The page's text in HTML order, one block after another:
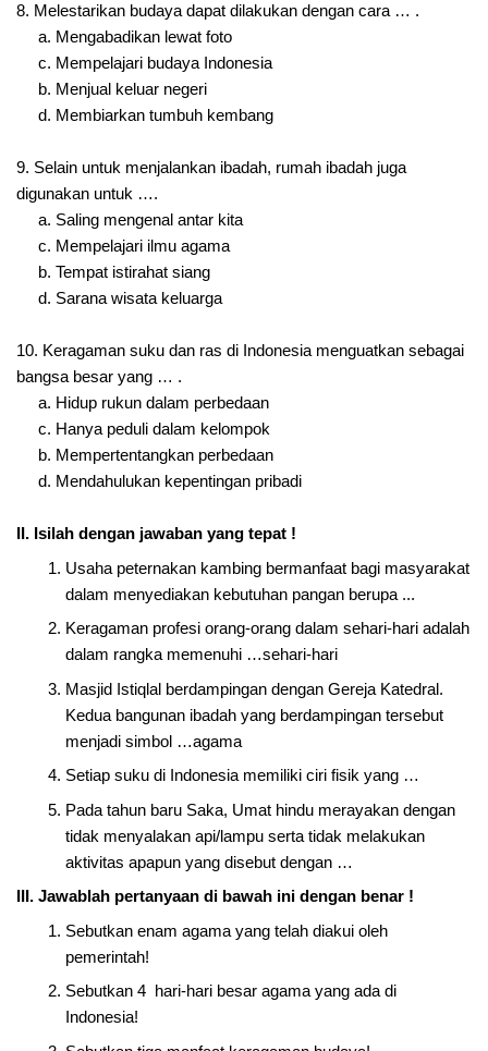
8. Melestarikan budaya dapat dilakukan dengan cara … .
a. Mengabadikan lewat foto
c. Mempelajari budaya Indonesia
b. Menjual keluar negeri
d. Membiarkan tumbuh kembang
9. Selain untuk menjalankan ibadah, rumah ibadah juga
digunakan untuk ….
a. Saling mengenal antar kita
c. Mempelajari ilmu agama
b. Tempat istirahat siang
d. Sarana wisata keluarga
10. Keragaman suku dan ras di Indonesia menguatkan sebagai
bangsa besar yang … .
a. Hidup rukun dalam perbedaan
c. Hanya peduli dalam kelompok
b. Mempertentangkan perbedaan
d. Mendahulukan kepentingan pribadi
II. Isilah dengan jawaban yang tepat !
Usaha peternakan kambing bermanfaat bagi masyarakat
dalam menyediakan kebutuhan pangan berupa ...
Keragaman profesi orang-orang dalam sehari-hari adalah
dalam rangka memenuhi …sehari-hari
Masjid Istiqlal berdampingan dengan Gereja Katedral.
Kedua bangunan ibadah yang berdampingan tersebut
menjadi simbol …agama
Setiap suku di Indonesia memiliki ciri fisik yang …
Pada tahun baru Saka, Umat hindu merayakan dengan
tidak menyalakan api/lampu serta tidak melakukan
aktivitas apapun yang disebut dengan …
III. Jawablah pertanyaan di bawah ini dengan benar !
Sebutkan enam agama yang telah diakui oleh
pemerintah!
Sebutkan 4 hari-hari besar agama yang ada di
Indonesia!